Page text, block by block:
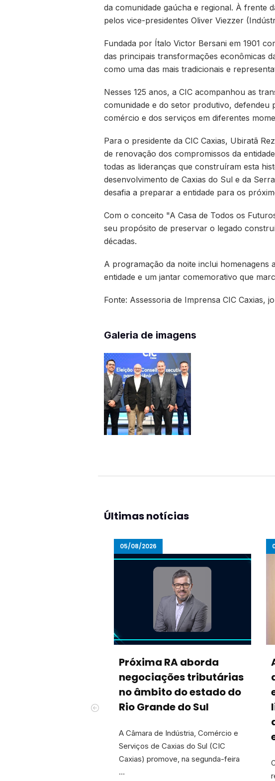
da comunidade gaúcha e regional. À frente
pelos vice-presidentes Oliver Viezzer
Fundada por Ítalo Victor Bersani em 1901
das principais transformações econômicas
como uma das mais tradicionais e
Nesses 125 anos, a CIC acompanhou as
comunidade e do setor produtivo, defendeu
comércio e dos serviços em diferentes
Para o presidente da CIC Caxias, Ubiratã
de renovação dos compromissos da
todas as lideranças que construíram esta
desenvolvimento de Caxias do Sul e da
desafia a preparar a entidade para os
Com o conceito "A Casa de Todos os
seu propósito de preservar o legado
décadas.
A programação da noite inclui homenagens
entidade e um jantar comemorativo que
Fonte: Assessoria de Imprensa CIC Caxias,
Galeria de imagens
Últimas notícias
05/08/2026
Próxima RA aborda
negociações tributárias
no âmbito do estado do
Rio Grande do Sul
A Câmara de Indústria, Comércio e
Serviços de Caxias do Sul (CIC
Caxias) promove, na segunda-feira
…